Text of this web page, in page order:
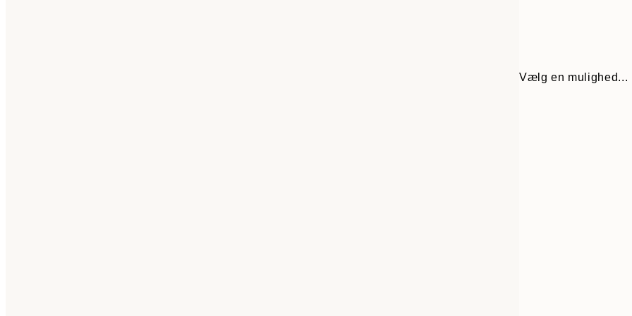
Vælg en mulighed...